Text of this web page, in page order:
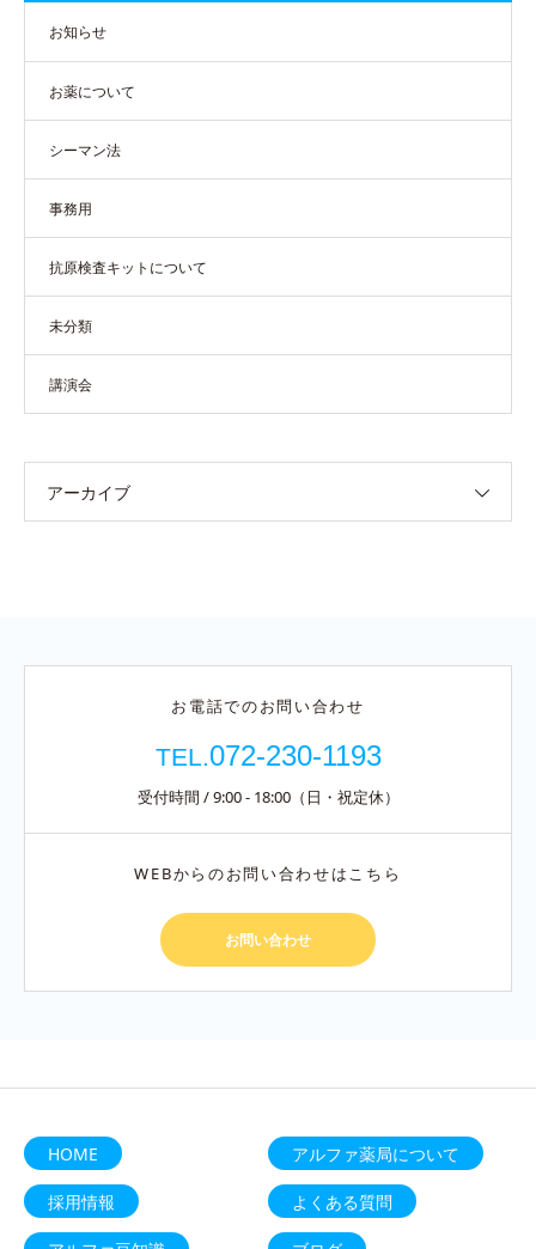
お知らせ
お薬について
シーマン法
事務用
抗原検査キットについて
未分類
講演会
アーカイブ
お電話でのお問い合わせ
TEL.072-230-1193
受付時間 / 9:00 - 18:00（日・祝定休）
WEBからのお問い合わせはこちら
お問い合わせ
HOME アルファ薬局について
採用情報 よくある質問